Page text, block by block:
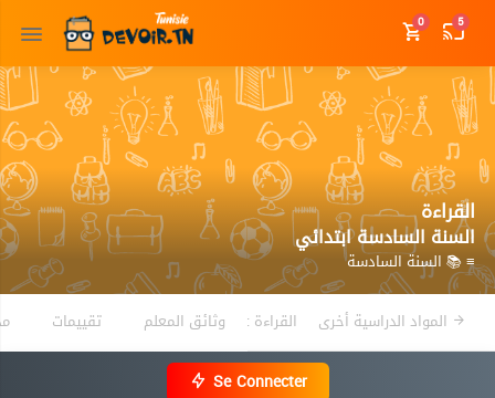
0 5
القراءة
السنة السادسة ابتدائي
≡ 📚 السنة السادسة
المواد الدراسية أخرى القراءة : وثائق المعلم تقييمات
Se Connecter